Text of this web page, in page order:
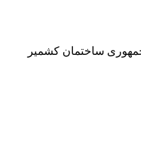
ساختمان کشمیر